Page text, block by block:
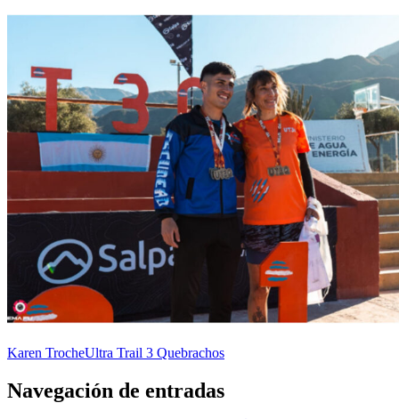
Karen TrocheUltra Trail 3 Quebrachos
Navegación de entradas